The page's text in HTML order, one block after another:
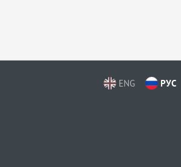
ENG РУС